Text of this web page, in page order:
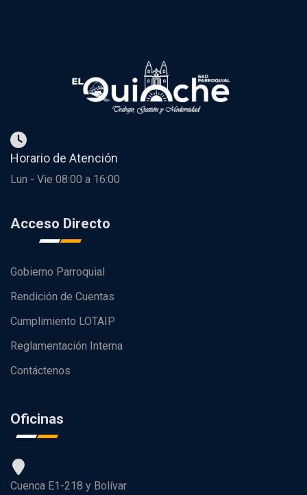
Horario de Atención
Lun - Vie 08:00 a 16:00
Acceso Directo
Gobierno Parroquial
Rendición de Cuentas
Cumplimiento LOTAIP
Reglamentación Interna
Contáctenos
Oficinas
Cuenca E1-218 y Bolívar